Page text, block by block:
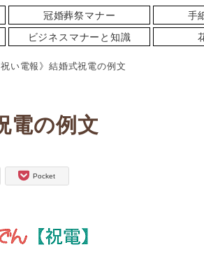
冠婚葬祭マナー 手
ビジネスマナーと知識
い電報》結婚式祝電の例文
電の例文
Pocket